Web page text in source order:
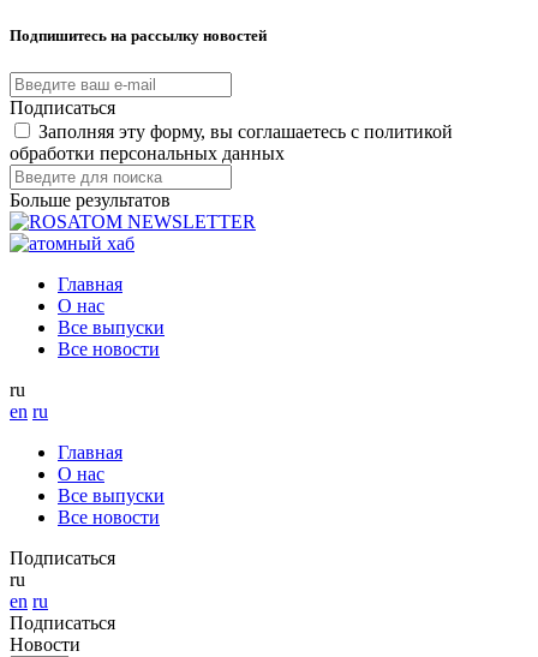
Подпишитесь на рассылку новостей
Подписаться
Заполняя эту форму, вы соглашаетесь с политикой
обработки персональных данных
Больше результатов
Главная
О нас
Все выпуски
Все новости
ru
en ru
Главная
О нас
Все выпуски
Все новости
Подписаться
ru
en ru
Подписаться
Новости